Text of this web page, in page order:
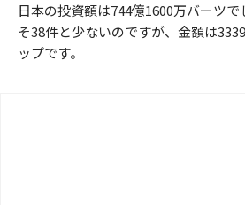
日本の投資額は744億1600万バーツ
そ38件と少ないのですが、金額は
ップです。